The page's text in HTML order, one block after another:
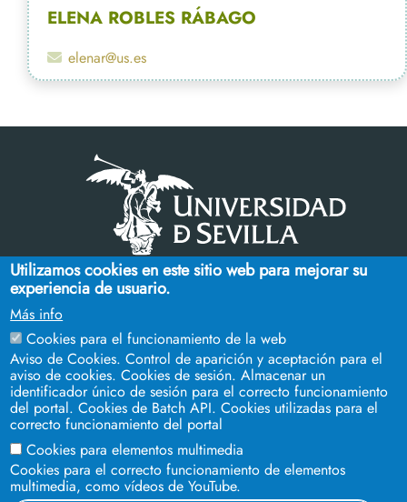
ELENA ROBLES RÁBAGO
elenar@us.es
Cinco siglos
FACULTAD DE CIENCIAS DEL TRABAJO
Campus Ramón y Cajal. C/ Enramadilla, 18 - Sevilla 41013.
Teléfonos:954 55 13 29-954 55 13 36
Utilizamos cookies en este sitio web para mejorar su
experiencia de usuario.
Más info
Cookies para el funcionamiento de la web
Aviso de Cookies. Control de aparición y aceptación para el
aviso de cookies. Cookies de sesión. Almacenar un
identificador único de sesión para el correcto funcionamiento
del portal. Cookies de Batch API. Cookies utilizadas para el
correcto funcionamiento del portal
Cookies para elementos multimedia
Cookies para el correcto funcionamiento de elementos
multimedia, como vídeos de YouTube.